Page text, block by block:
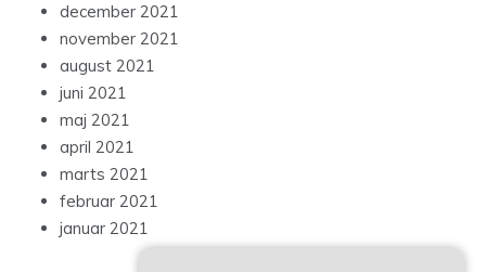
december 2021
november 2021
august 2021
juni 2021
maj 2021
april 2021
marts 2021
februar 2021
januar 2021